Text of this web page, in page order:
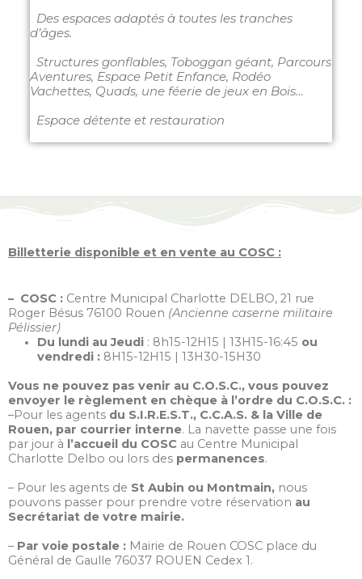
Des espaces adaptés à toutes les tranches
d’âges.
Structures gonflables, Toboggan géant, Parcours
Aventures, Espace Petit Enfance, Rodéo
Vachettes, Quads, une féerie de jeux en Bois…
Espace détente et restauration
Billetterie disponible et en vente au COSC :
– COSC : Centre Municipal Charlotte DELBO, 21 rue
Roger Bésus 76100 Rouen (Ancienne caserne militaire
Pélissier)
Du lundi au Jeudi : 8h15-12H15 | 13H15-16:45 ou
vendredi : 8H15-12H15 | 13H30-15H30
Vous ne pouvez pas venir au C.O.S.C., vous pouvez
envoyer le règlement en chèque à l’ordre du C.O.S.C. :
–Pour les agents du S.I.R.E.S.T., C.C.A.S. & la Ville de
Rouen, par courrier interne. La navette passe une fois
par jour à l’accueil du COSC au Centre Municipal
Charlotte Delbo ou lors des permanences.
–Pour les agents de St Aubin ou Montmain, nous
pouvons passer pour prendre votre réservation au
Secrétariat de votre mairie.
– Par voie postale : Mairie de Rouen COSC place du
Général de Gaulle 76037 ROUEN Cedex 1.